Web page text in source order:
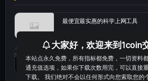
最便宜最实惠的科学上网工具
统计涨跌幅的python代码
大家好，欢迎来到1coin
本站点永久免费，所有指标都免费，一切资料
通充值选项，如果你下载次数用完，可以直接
下载。 我们绝对不会以任何形式向您索取您的